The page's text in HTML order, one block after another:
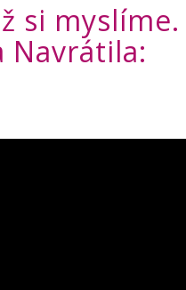
si myslíme.
Navrátila: